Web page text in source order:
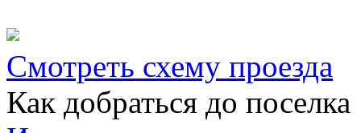
Смотреть схему проезда
Как добраться до поселка